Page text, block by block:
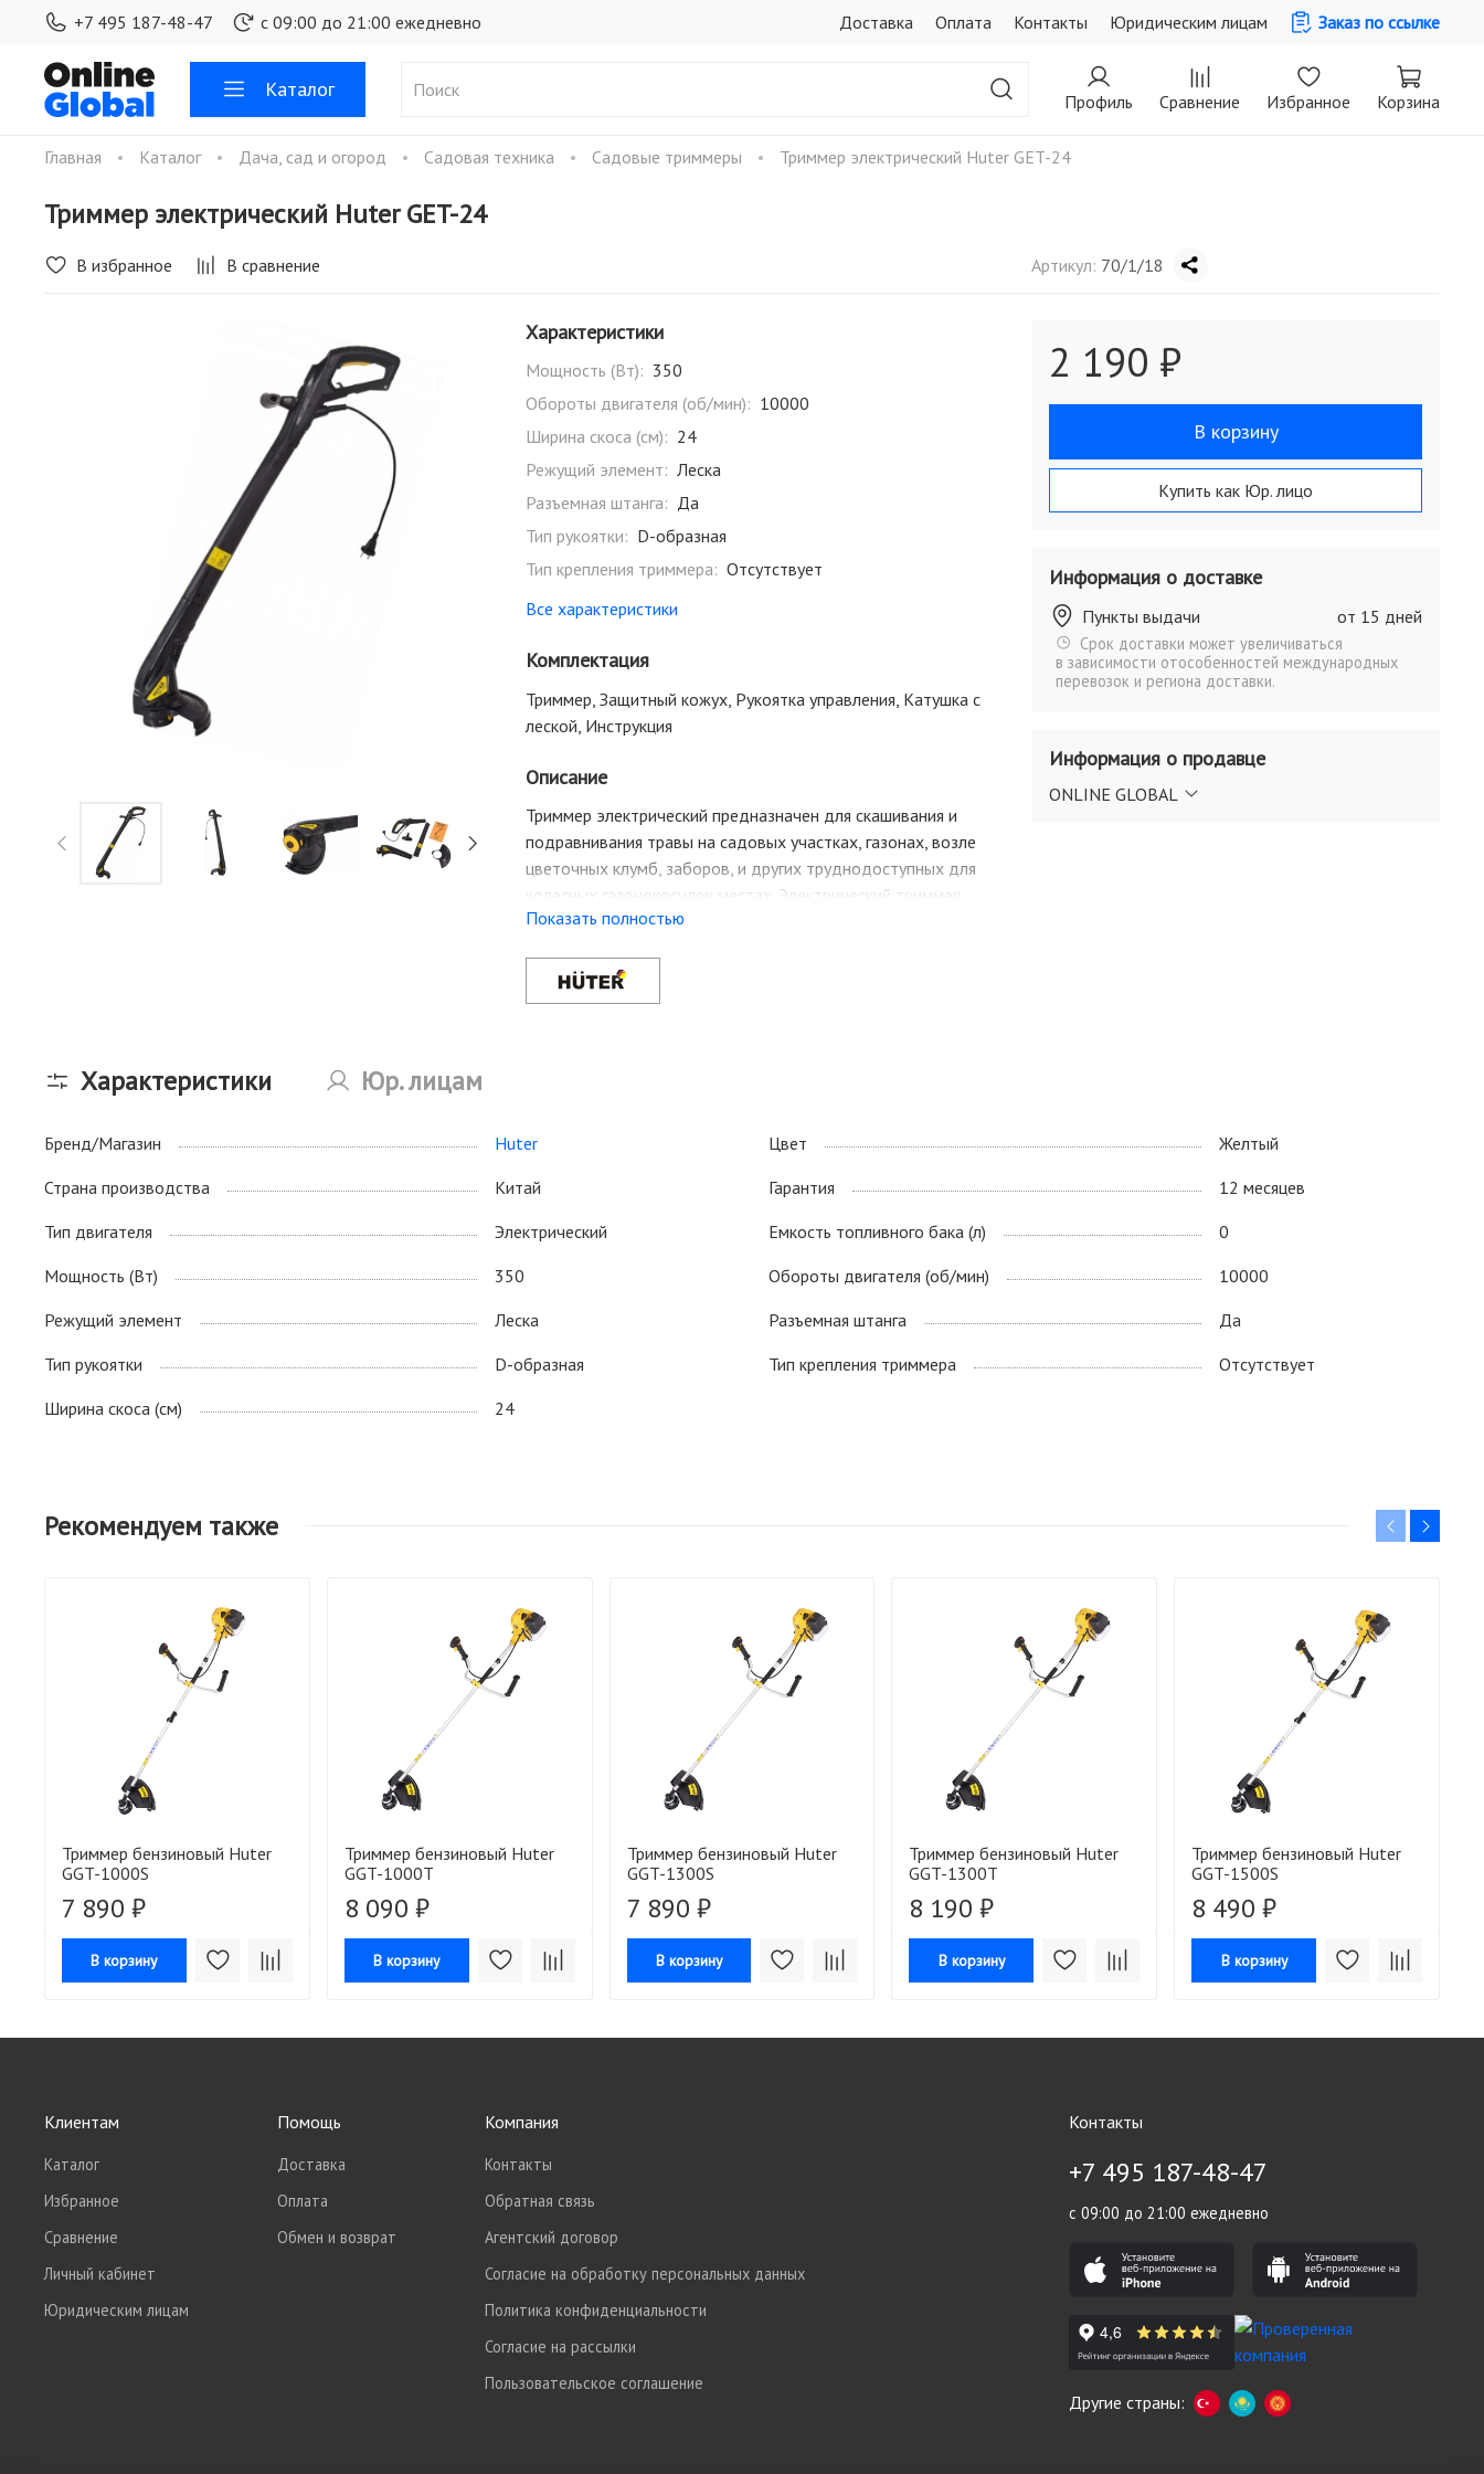
+7 495 187-48-47 с 09:00 до 21:00 ежедневно Доставка Оплата Контакты Юридическим лицам Заказ по ссылке
Каталог Профиль Сравнение Избранное Корзина
Главная Каталог Дача, сад и огород Садовая техника Садовые триммеры Триммер электрический Huter GET-24
Триммер электрический Huter GET-24
В избранное В сравнение Артикул: 70/1/18
Характеристики
Мощность (Вт): 350
Обороты двигателя (об/мин): 10000
Ширина скоса (см): 24
Режущий элемент: Леска
Разъемная штанга: Да
Тип рукоятки: D-образная
Тип крепления триммера: Отсутствует
Все характеристики
Комплектация
Триммер, Защитный кожух, Рукоятка управления, Катушка с
леской, Инструкция
Описание
Триммер электрический предназначен для скашивания и
подравнивания травы на садовых участках, газонах, возле
цветочных клумб, заборов, и других труднодоступных для
колесных газонокосилок местах. Электрический триммер -
надежный инструмент для кошения мягкой молодой травы
предусмотрена мягкая накладка для удобного удержания
инструмента. Данный триммер является
Показать полностью
2 190 ₽
В корзину
Купить как Юр. лицо
Информация о доставке
Пункты выдачи от 15 дней
Срок доставки может увеличиваться
в зависимости отособенностей международных
перевозок и региона доставки.
Информация о продавце
ONLINE GLOBAL
Характеристики Юр. лицам
Бренд/Магазин Huter Цвет
Желтый
Страна производства
Китай Гарантия
12 месяцев
Тип двигателя
Электрический Емкость топливного бака (л)
0
Мощность (Вт)
350 Обороты двигателя (об/мин)
10000
Режущий элемент
Леска Разъемная штанга
Да
Тип рукоятки
D-образная Тип крепления триммера
Отсутствует
Ширина скоса (см)
24
Рекомендуем также
Триммер бензиновый Huter
GGT-1000S
7 890 ₽
В корзину
Триммер бензиновый Huter
GGT-1000T
8 090 ₽
В корзину
Триммер бензиновый Huter
GGT-1300S
7 890 ₽
В корзину
Триммер бензиновый Huter
GGT-1300T
8 190 ₽
В корзину
Триммер бензиновый Huter
GGT-1500S
8 490 ₽
В корзину
Клиентам
Каталог
Избранное
Сравнение
Личный кабинет
Юридическим лицам
Помощь
Доставка
Оплата
Обмен и возврат
Компания
Контакты
Обратная связь
Агентский договор
Согласие на обработку персональных данных
Политика конфиденциальности
Согласие на рассылки
Пользовательское соглашение
Контакты
+7 495 187-48-47
с 09:00 до 21:00 ежедневно
Другие страны: